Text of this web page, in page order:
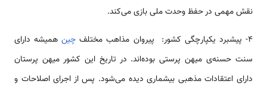
نقش مهمی در حفظ وحدت ملی بازی می­‌کند.
4- پیشبرد یکپارچگی کشور: پیروان مذاهب مختلف چینهمیشه دارای
سنت حسنه‌­ی میهن پرستی بوده‌­اند. در تاریخ این کشور میهن پرستان
دارای اعتقادات مذهبی بی­شماری دیده می‌­شود. پس از اجرای اصلاحات و